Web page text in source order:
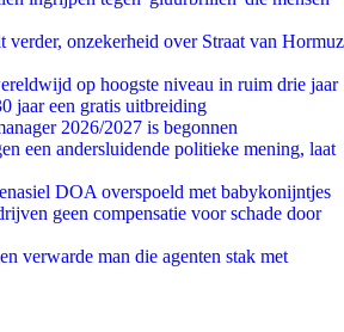
verder, onzekerheid over Straat van Hormuz
op hoogste niveau in ruim drie jaar
jaar een gratis uitbreiding
2026/2027 is begonnen
een andersluidende politieke mening, laat
DOA overspoeld met babykonijntjes
geen compensatie voor schade door
verwarde man die agenten stak met